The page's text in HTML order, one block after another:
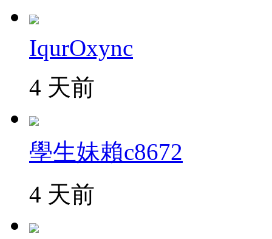
IqurOxync
4 天前
學生妹賴c8672
4 天前